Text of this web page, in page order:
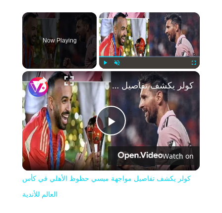
×
Fullscreen
Now Playing
Play
Video
كولر يكشف تفاصيل مواجهة ميسي حظوظ الأهلي في كأس العالم للأندية
Watch on
كولر يكشف تفاصيل مواجهة ميسي حظوظ الأهلي في كأس
العالم للأندية